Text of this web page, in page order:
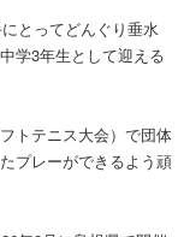
とってどんぐり垂水
学3年生として迎える
トテニス大会）で団体
プレーができるよう頑